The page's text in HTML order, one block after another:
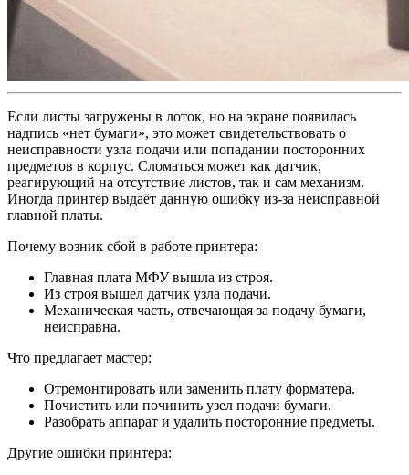
Если листы загружены в лоток, но на экране появилась
надпись «нет бумаги», это может свидетельствовать о
неисправности узла подачи или попадании посторонних
предметов в корпус. Сломаться может как датчик,
реагирующий на отсутствие листов, так и сам механизм.
Иногда принтер выдаёт данную ошибку из-за неисправной
главной платы.
Почему возник сбой в работе принтера:
Главная плата МФУ вышла из строя.
Из строя вышел датчик узла подачи.
Механическая часть, отвечающая за подачу бумаги,
неисправна.
Что предлагает мастер:
Отремонтировать или заменить плату форматера.
Почистить или починить узел подачи бумаги.
Разобрать аппарат и удалить посторонние предметы.
Другие ошибки принтера: